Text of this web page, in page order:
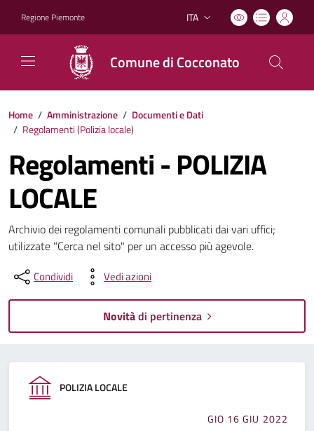
Regione Piemonte Lingua attiva:
ITA
Comune di Cocconato
Home / Amministrazione / Documenti e Dati
/ Regolamenti (Polizia locale)
Regolamenti - POLIZIA
LOCALE
Archivio dei regolamenti comunali pubblicati dai vari uffici;
utilizzate "Cerca nel sito" per un accesso più agevole.
Condividi Vedi azioni
Novitàdi pertinenza
POLIZIA LOCALE
GIO 16 GIU 2022